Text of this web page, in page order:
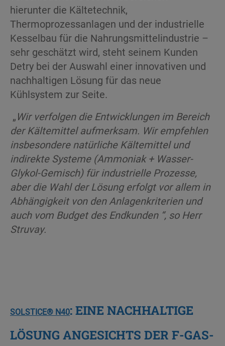
hierunter die Kältetechnik,
Thermoprozessanlagen und der industrielle
Kesselbau für die Nahrungsmittelindustrie –
sehr geschätzt wird, steht seinem Kunden
Detry bei der Auswahl einer innovativen und
nachhaltigen Lösung für das neue
Kühlsystem zur Seite.
„Wir verfolgen die Entwicklungen im Bereich
der Kältemittel aufmerksam. Wir empfehlen
insbesondere natürliche Kältemittel und
indirekte Systeme (Ammoniak + Wasser-
Glykol-Gemisch) für industrielle Prozesse,
aber die Wahl der Lösung erfolgt vor allem in
Abhängigkeit von denAnlagenkriterien und
auch vom Budget des Endkunden “, so Herr
Struvay.
SOLSTICE® N40: EINE NACHHALTIGE
LÖSUNG ANGESICHTS DER F-GAS-